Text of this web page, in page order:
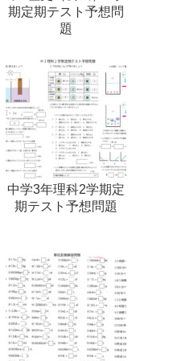
期定期テスト予想問
題
中学3年理科2学期定
期テスト予想問題